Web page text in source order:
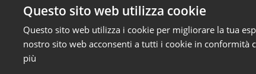
PA. Un commissario per smaltire le
tornano al Siveas e i poteri ispettivi
delle tariffe ospedaliere e la
Questo sito web utilizza cookie
Questo sito web utilizza i cookie per migliorare la tua
nostro sito web acconsenti a tutti i cookie in conformità
più